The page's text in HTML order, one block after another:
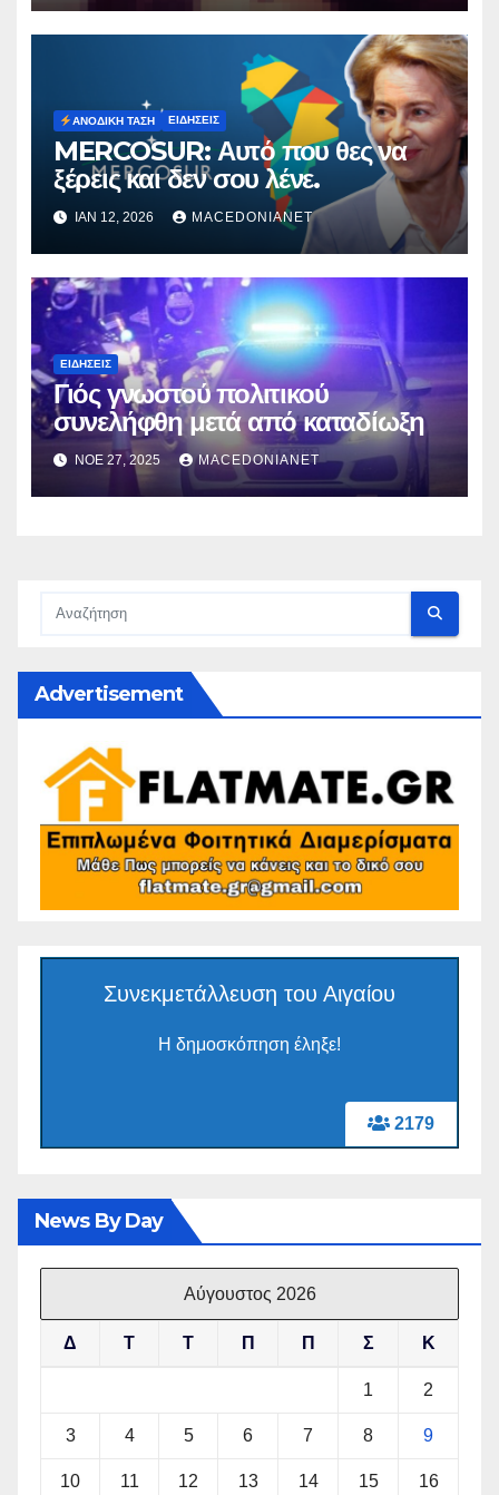
ΑΝΟΔΙΚΉ ΤΆΣΗ ΕΙΔΉΣΕΙΣ
MERCOSUR: Αυτό που θες να
ξέρεις και δεν σου λένε.
ΙΑΝ 12, 2026 MACEDONIANET
ΕΙΔΉΣΕΙΣ
Γιός γνωστού πολιτικού
συνελήφθη μετά από καταδίωξη
ΝΟΈ 27, 2025 MACEDONIANET
Advertisement
2179
Συνεκμετάλλευση του Αιγαίου
Η δημοσκόπηση έληξε!
News By Day
Αύγουστος 2026
Δ Τ Τ Π Π Σ Κ
1 2
3 4 5 6 7 8 9
10 11 12 13 14 15 16